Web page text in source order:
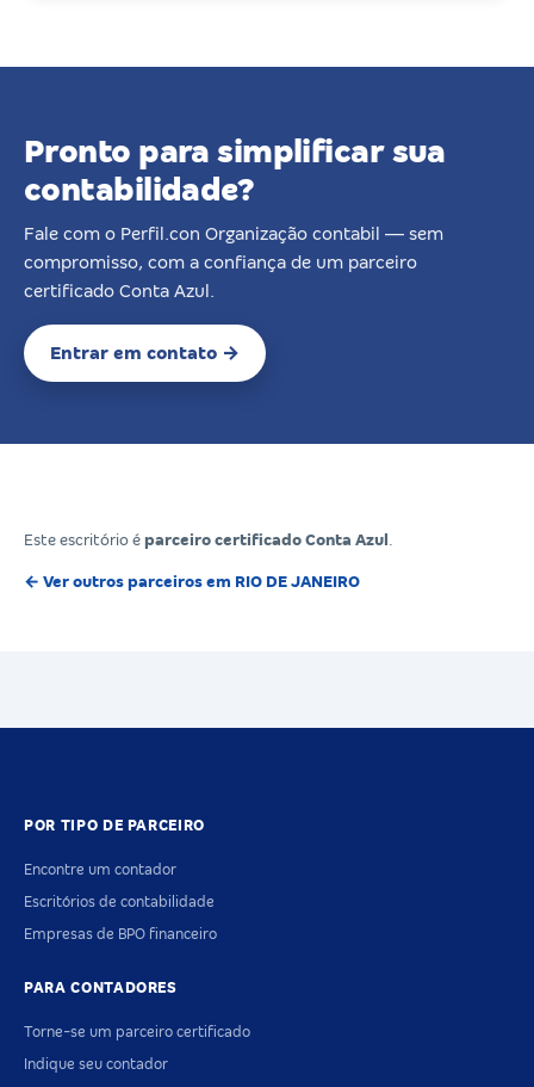
Pronto para simplificar sua
contabilidade?
Fale com o Perfil.con Organização contabil — sem
compromisso, com a confiança de um parceiro
certificado Conta Azul.
Entrar em contato →
Este escritório é parceiro certificado Conta Azul
← Ver outros parceiros em RIO DE JANEIRO
POR TIPO DE PARCEIRO
Encontre um contador
Escritórios de contabilidade
Empresas de BPO financeiro
PARA CONTADORES
Torne-se um parceiro certificado
Indique seu contador